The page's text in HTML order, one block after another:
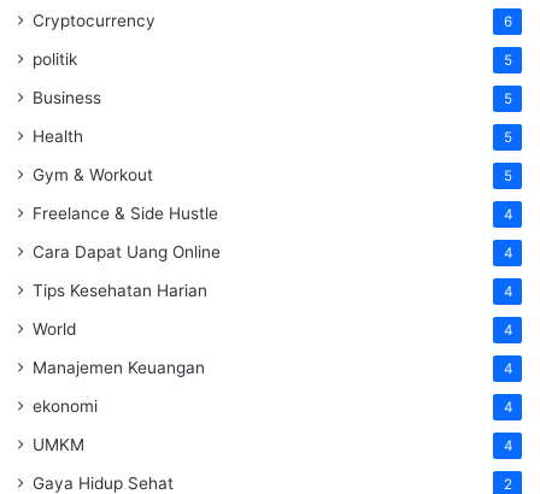
Cryptocurrency 6
politik 5
Business 5
Health 5
Gym & Workout 5
Freelance & Side Hustle 4
Cara Dapat Uang Online 4
Tips Kesehatan Harian 4
World 4
Manajemen Keuangan 4
ekonomi 4
UMKM 4
Gaya Hidup Sehat 2